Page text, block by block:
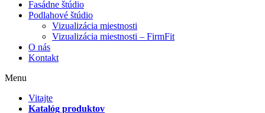
Fasádne štúdio
Podlahové štúdio
Vizualizácia miestnosti
Vizualizácia miestnosti – FirmFit
O nás
Kontakt
Menu
Vitajte
Katalóg produktov